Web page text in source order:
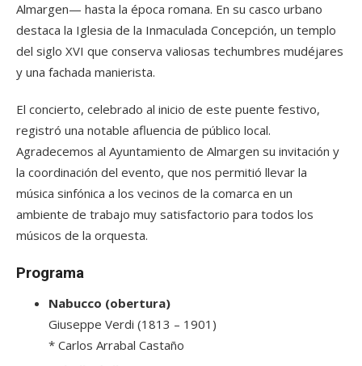
Almargen— hasta la época romana. En su casco urbano
destaca la Iglesia de la Inmaculada Concepción, un templo
del siglo XVI que conserva valiosas techumbres mudéjares
y una fachada manierista.
El concierto, celebrado al inicio de este puente festivo,
registró una notable afluencia de público local.
Agradecemos al Ayuntamiento de Almargen su invitación y
la coordinación del evento, que nos permitió llevar la
música sinfónica a los vecinos de la comarca en un
ambiente de trabajo muy satisfactorio para todos los
músicos de la orquesta.
Programa
Nabucco (obertura)
Giuseppe Verdi (1813 – 1901)
* Carlos Arrabal Castaño